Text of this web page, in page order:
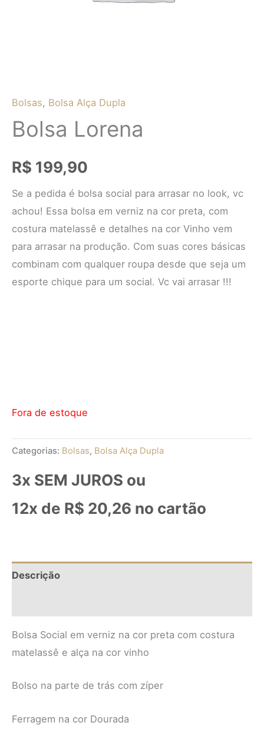
Bolsas, Bolsa Alça Dupla
Bolsa Lorena
R$ 199,90
Se a pedida é bolsa social para arrasar no look, vc
achou! Essa bolsa em verniz na cor preta, com
costura matelassê e detalhes na cor Vinho vem
para arrasar na produção. Com suas cores básicas
combinam com qualquer roupa desde que seja um
esporte chique para um social. Vc vai arrasar !!!
Fora de estoque
Categorias: Bolsas, Bolsa Alça Dupla
3x SEM JUROS ou
12x de R$ 20,26 no cartão
Descrição
Bolsa Social em verniz na cor preta com costura
matelassê e alça na cor vinho
Bolso na parte de trás com zíper
Ferragem na cor Dourada